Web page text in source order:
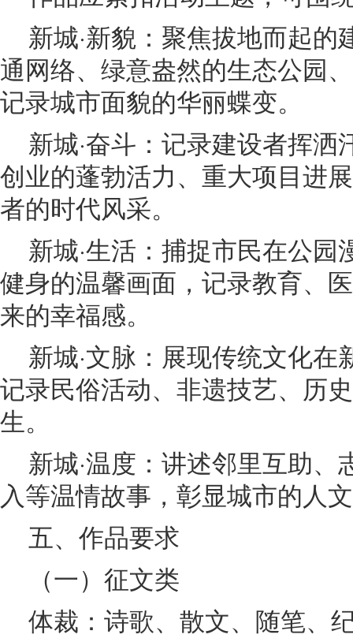
新城·新貌：聚焦拔地而起
通网络、绿意盎然的生态公园
记录城市面貌的华丽蝶变。
新城·奋斗：记录建设者挥
创业的蓬勃活力、重大项目进
者的时代风采。
新城·生活：捕捉市民在公
健身的温馨画面，记录教育、
来的幸福感。
新城·文脉：展现传统文化
记录民俗活动、非遗技艺、历
生。
新城·温度：讲述邻里互助
入等温情故事，彰显城市的人
五、作品要求
（一）征文类
体裁：诗歌、散文、随笔、